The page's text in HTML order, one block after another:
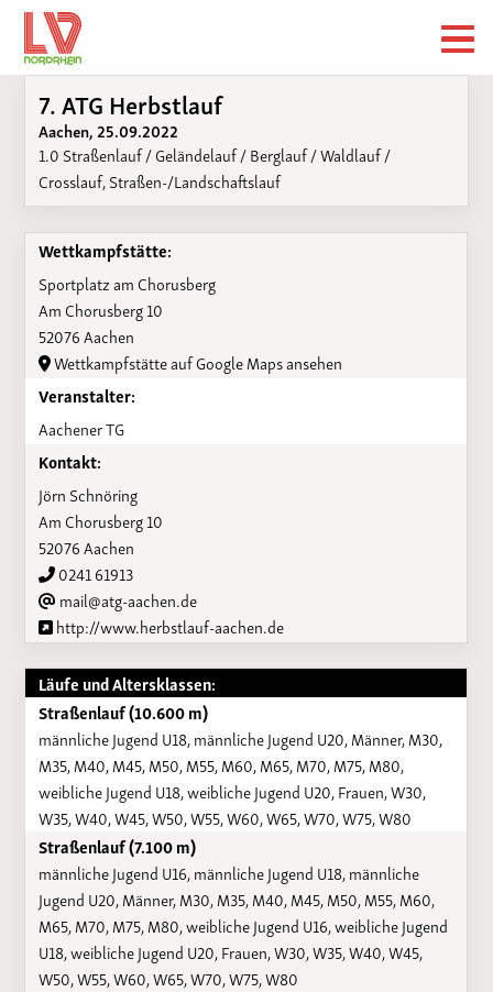
7. ATG Herbstlauf
Aachen, 25.09.2022
1.0 Straßenlauf / Geländelauf / Berglauf / Waldlauf /
Crosslauf, Straßen-/Landschaftslauf
Wettkampfstätte:
Sportplatz am Chorusberg
Am Chorusberg 10
52076 Aachen
Wettkampfstätte auf Google Maps ansehen
Veranstalter:
Aachener TG
Kontakt:
Jörn Schnöring
Am Chorusberg 10
52076 Aachen
0241 61913
mail@atg-aachen.de
http://www.herbstlauf-aachen.de
Läufe und Altersklassen:
Straßenlauf (10.600 m)
männliche Jugend U18, männliche Jugend U20, Männer, M30,
M35, M40, M45, M50, M55, M60, M65, M70, M75, M80,
weibliche Jugend U18, weibliche Jugend U20, Frauen, W30,
W35, W40, W45, W50, W55, W60, W65, W70, W75, W80
Straßenlauf (7.100 m)
männliche Jugend U16, männliche Jugend U18, männliche
Jugend U20, Männer, M30, M35, M40, M45, M50, M55, M60,
M65, M70, M75, M80, weibliche Jugend U16, weibliche Jugend
U18, weibliche Jugend U20, Frauen, W30, W35, W40, W45,
W50, W55, W60, W65, W70, W75, W80